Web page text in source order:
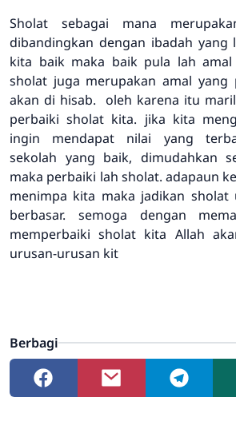
Sholat sebagai mana
dibandingkan dengan ibadah yang
kita baik maka baik pula lah
sholat juga merupakan amal yang
akan di hisab. oleh karena itu
perbaiki sholat kita. jika kita
ingin mendapat nilai yang
sekolah yang baik, dimudahkan
maka perbaiki lah sholat. adapaun
menimpa kita maka jadikan
berbasar. semoga dengan
memperbaiki sholat kita Allah
urusan-urusan kit
Berbagi